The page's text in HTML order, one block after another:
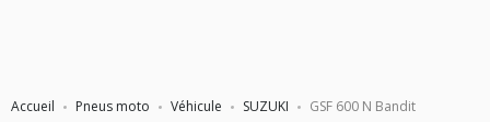
Accueil Pneus moto Véhicule SUZUKI GSF 600 N Bandit